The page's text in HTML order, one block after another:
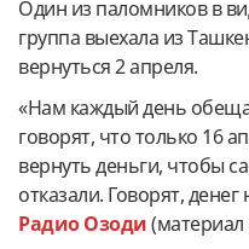
Один из паломников в
группа выехала из
вернуться 2 апреля.
«Нам каждый день
говорят, что только 16
вернуть деньги, чтобы
отказали. Говорят, денег
Радио Озоди(материал